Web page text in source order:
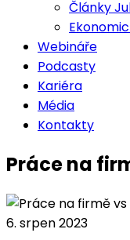
Články
Webináře
Podcasty
Kariéra
Média
Kontakty
Práce na
6. srpen 2023